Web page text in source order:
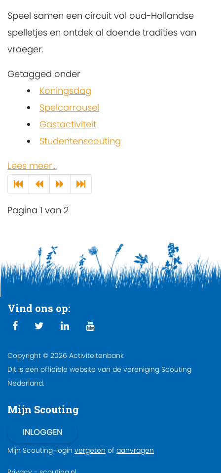
Speel samen een circuit vol oud-Hollandse
spelletjes en ontdek al doende tradities van
vroeger.
Getagged onder
Koningsdag
Spelcarrousel
Gastactiviteit
Studentenscouting
Lees meer...
Pagina 1 van 2
Vind ons op:
Copyright © 2026 Activiteitenbank
Dit is een officiële website van de vereniging Scouting
Nederland.
Mijn Scouting
Mijn Scouting-login vergeten of aanvragen